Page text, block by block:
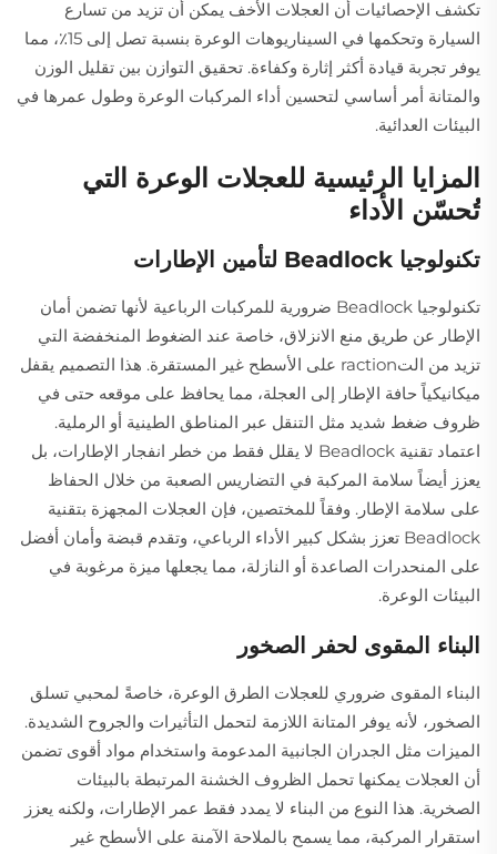
تكشف الإحصائيات أن العجلات الأخف يمكن أن تزيد من تسارع
السيارة وتحكمها في السيناريوهات الوعرة بنسبة تصل إلى 15٪، مما
يوفر تجربة قيادة أكثر إثارة وكفاءة. تحقيق التوازن بين تقليل الوزن
والمتانة أمر أساسي لتحسين أداء المركبات الوعرة وطول عمرها في
البيئات العدائية.
المزايا الرئيسية للعجلات الوعرة التي
تُحسّن الأداء
تكنولوجيا Beadlock لتأمين الإطارات
تكنولوجيا Beadlock ضرورية للمركبات الرباعية لأنها تضمن أمان
الإطار عن طريق منع الانزلاق، خاصة عند الضغوط المنخفضة التي
تزيد من التraction على الأسطح غير المستقرة. هذا التصميم يقفل
ميكانيكياً حافة الإطار إلى العجلة، مما يحافظ على موقعه حتى في
ظروف ضغط شديد مثل التنقل عبر المناطق الطينية أو الرملية.
اعتماد تقنية Beadlock لا يقلل فقط من خطر انفجار الإطارات، بل
يعزز أيضاً سلامة المركبة في التضاريس الصعبة من خلال الحفاظ
على سلامة الإطار. وفقاً للمختصين، فإن العجلات المجهزة بتقنية
Beadlock تعزز بشكل كبير الأداء الرباعي، وتقدم قبضة وأمان أفضل
على المنحدرات الصاعدة أو النازلة، مما يجعلها ميزة مرغوبة في
البيئات الوعرة.
البناء المقوى لحفر الصخور
البناء المقوى ضروري للعجلات الطرق الوعرة، خاصةً لمحبي تسلق
الصخور، لأنه يوفر المتانة اللازمة لتحمل التأثيرات والجروح الشديدة.
الميزات مثل الجدران الجانبية المدعومة واستخدام مواد أقوى تضمن
أن العجلات يمكنها تحمل الظروف الخشنة المرتبطة بالبيئات
الصخرية. هذا النوع من البناء لا يمدد فقط عمر الإطارات، ولكنه يعزز
استقرار المركبة، مما يسمح بالملاحة الآمنة على الأسطح غير